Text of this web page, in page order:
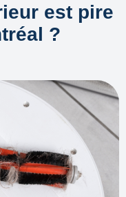
est pire
?